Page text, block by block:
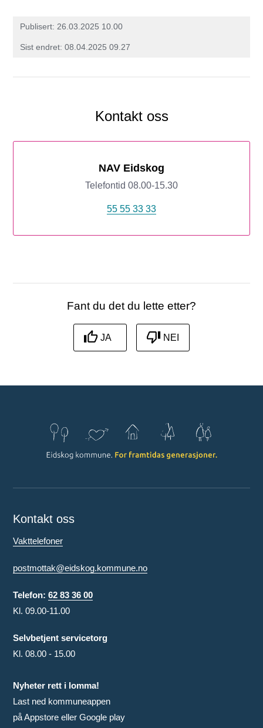
Publisert 26.03.2025 10.00
Sist endret 08.04.2025 09.27
Kontakt oss
NAV Eidskog
Telefontid 08.00-15.30
55 55 33 33
Fant du det du lette etter?
JA NEI
Kontakt oss
Vakttelefoner
postmottak@eidskog.kommune.no
Telefon:62 83 36 00
Kl. 09.00-11.00
Selvbetjent servicetorg
Kl. 08.00 - 15.00
Nyheter rett i lomma!
Last ned kommuneappen
på Appstore eller Google play